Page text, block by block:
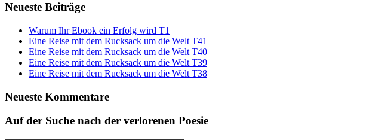
Neueste Beiträge
Warum Ihr Ebook ein Erfolg wird T1
Eine Reise mit dem Rucksack um die Welt T41
Eine Reise mit dem Rucksack um die Welt T40
Eine Reise mit dem Rucksack um die Welt T39
Eine Reise mit dem Rucksack um die Welt T38
Neueste Kommentare
Auf der Suche nach der verlorenen Poesie